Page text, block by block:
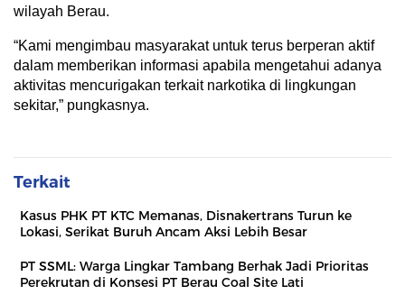
wilayah Berau.
“Kami mengimbau masyarakat untuk terus berperan aktif
dalam memberikan informasi apabila mengetahui adanya
aktivitas mencurigakan terkait narkotika di lingkungan
sekitar,” pungkasnya.
Terkait
Kasus PHK PT KTC Memanas, Disnakertrans Turun ke
Lokasi, Serikat Buruh Ancam Aksi Lebih Besar
PT SSML: Warga Lingkar Tambang Berhak Jadi Prioritas
Perekrutan di Konsesi PT Berau Coal Site Lati